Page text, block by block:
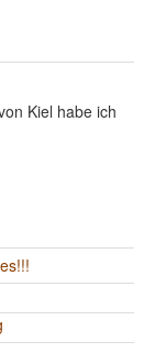
Kiel habe ich